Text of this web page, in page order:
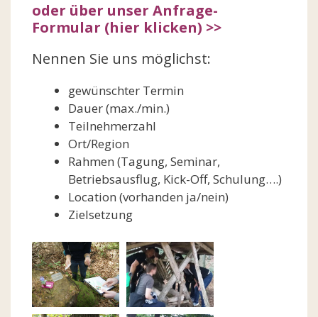
oder über unser Anfrage-
Formular (hier klicken) >>
Nennen Sie uns möglichst:
gewünschter Termin
Dauer (max./min.)
Teilnehmerzahl
Ort/Region
Rahmen (Tagung, Seminar,
Betriebsausflug, Kick-Off, Schulung….)
Location (vorhanden ja/nein)
Zielsetzung